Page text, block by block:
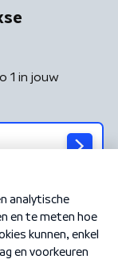
1 in jouw